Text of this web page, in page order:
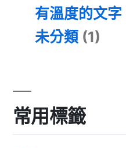
有溫度的文字
未分類 (1)
常用標籤